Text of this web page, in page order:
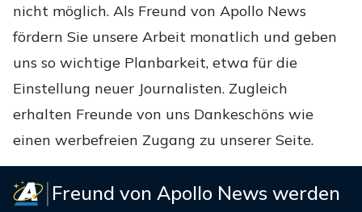
nicht möglich. Als Freund von Apollo News
fördern Sie unsere Arbeit monatlich und geben
uns so wichtige Planbarkeit, etwa für die
Einstellung neuer Journalisten. Zugleich
erhalten Freunde von uns Dankeschöns wie
einen werbefreien Zugang zu unserer Seite.
Freund von Apollo News werden